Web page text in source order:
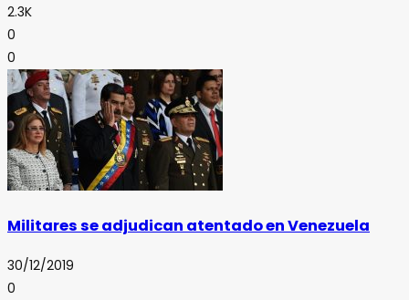
2.3K
0
0
Militares se adjudican atentado en Venezuela
30/12/2019
0